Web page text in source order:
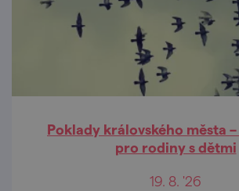
Poklady královského města
pro rodiny s dětmi
19. 8. '26